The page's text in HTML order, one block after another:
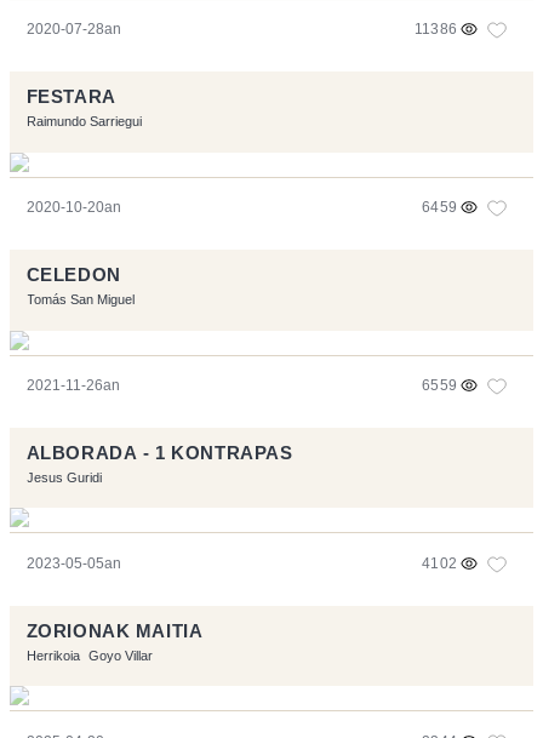
2020-07-28an 11386
FESTARA
Raimundo Sarriegui
2020-10-20an 6459
CELEDON
Tomás San Miguel
2021-11-26an 6559
ALBORADA - 1 KONTRAPAS
Jesus Guridi
2023-05-05an 4102
ZORIONAK MAITIA
Herrikoia Goyo Villar